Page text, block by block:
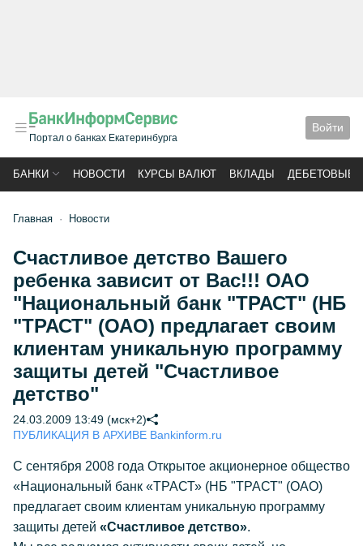
Портал о банках Екатеринбурга
Войти
БАНКИ НОВОСТИ КУРСЫ ВАЛЮТ ВКЛАДЫ ДЕБЕТОВЫЕ
Главная Новости
Счастливое детство Вашего
ребенка зависит от Вас!!! ОАО
"Национальный банк "ТРАСТ" (НБ
"ТРАСТ" (ОАО) предлагает своим
клиентам уникальную программу
защиты детей "Счастливое
детство"
24.03.2009 13:49 (мск+2)
ПУБЛИКАЦИЯ В АРХИВЕ Bankinform.ru
С сентября 2008 года Открытое акционерное общество
«Национальный банк «ТРАСТ» (НБ "ТРАСТ" (ОАО)
предлагает своим клиентам уникальную программу
защиты детей «Счастливое детство».